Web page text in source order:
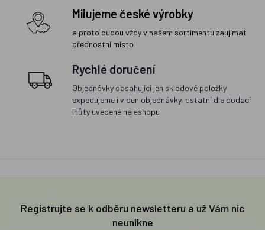
Milujeme české výrobky
a proto budou vždy v našem sortimentu zaujímat
přednostní místo
Rychlé doručení
Objednávky obsahující jen skladové položky
expedujeme i v den objednávky, ostatní dle dodací
lhůty uvedené na eshopu
Registrujte se k odběru newsletteru a už Vám nic
neunikne